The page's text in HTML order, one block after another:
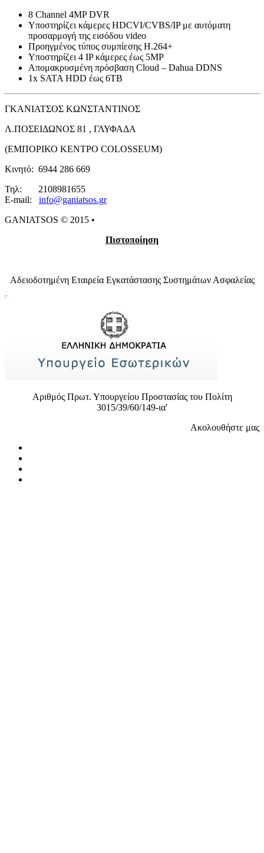
8 Channel 4MP DVR
Υποστηρίζει κάμερες HDCVI/CVBS/IP με αυτόματη
προσαρμογή της εισόδου video
Προηγμένος τύπος συμπίεσης Η.264+
Υποστηρίζει 4 IP κάμερες έως 5MP
Απομακρυσμένη πρόσβαση Cloud – Dahua DDNS
1x SATA HDD έως 6TB
ΓΚΑΝΙΑΤΣΟΣ ΚΩΝΣΤΑΝΤΙΝΟΣ
Λ.ΠΟΣΕΙΔΩΝΟΣ 81 , ΓΛΥΦΑΔΑ
(ΕΜΠΟΡΙΚΟ ΚΕΝΤΡΟ COLOSSEUM)
Κινητό: 6944 286 669
Τηλ: 2108981655
E-mail: info@ganiatsos.gr​​​
GANIATSOS © 2015 •
Πιστοποίηση
Αδειοδοτημένη Εταιρεία Εγκατάστασης Συστημάτων Ασφαλείας
Αριθμός Πρωτ. Υπουργείου Προστασίας του Πολίτη
3015/39/60/149-ια'
Ακολουθήστε μας